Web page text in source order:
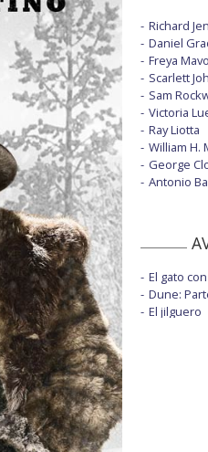
Richard
Daniel
Freya
Scarlett
Sam
Victoria
Ray Liotta
William H.
George
Antonio
El gato
Dune:
El jilguero